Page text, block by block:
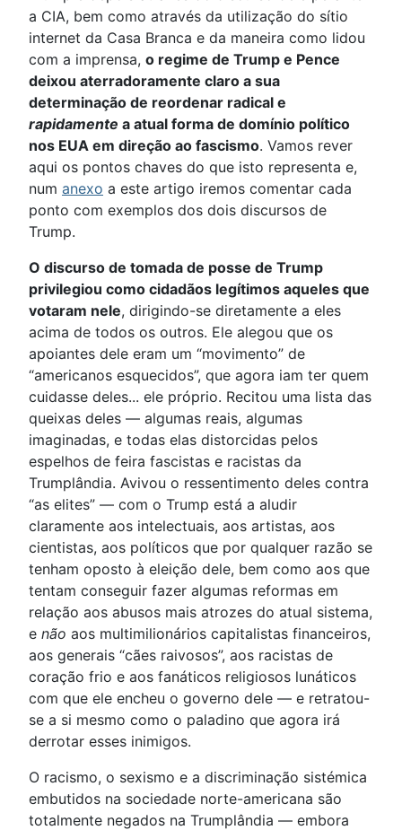
a CIA, bem como através da utilização do sítio
internet da Casa Branca e da maneira como lidou
com a imprensa, o regime de Trump e Pence
deixou aterradoramente claro a sua
determinação de reordenar radical e
rapidamente a atual forma de domínio político
nos EUA em direção ao fascismo. Vamos rever
aqui os pontos chaves do que isto representa e,
num anexo a este artigo iremos comentar cada
ponto com exemplos dos dois discursos de
Trump.
O discurso de tomada de posse de Trump
privilegiou como cidadãos legítimos aqueles que
votaram nele, dirigindo-se diretamente a eles
acima de todos os outros. Ele alegou que os
apoiantes dele eram um “movimento” de
“americanos esquecidos”, que agora iam ter quem
cuidasse deles... ele próprio. Recitou uma lista das
queixas deles — algumas reais, algumas
imaginadas, e todas elas distorcidas pelos
espelhos de feira fascistas e racistas da
Trumplândia. Avivou o ressentimento deles contra
“as elites” — com o Trump está a aludir
claramente aos intelectuais, aos artistas, aos
cientistas, aos políticos que por qualquer razão se
tenham oposto à eleição dele, bem como aos que
tentam conseguir fazer algumas reformas em
relação aos abusos mais atrozes do atual sistema,
e não aos multimilionários capitalistas financeiros,
aos generais “cães raivosos”, aos racistas de
coração frio e aos fanáticos religiosos lunáticos
com que ele encheu o governo dele — e retratou-
se a si mesmo como o paladino que agora irá
derrotar esses inimigos.
O racismo, o sexismo e a discriminação sistémica
embutidos na sociedade norte-americana são
totalmente negados na Trumplândia — embora